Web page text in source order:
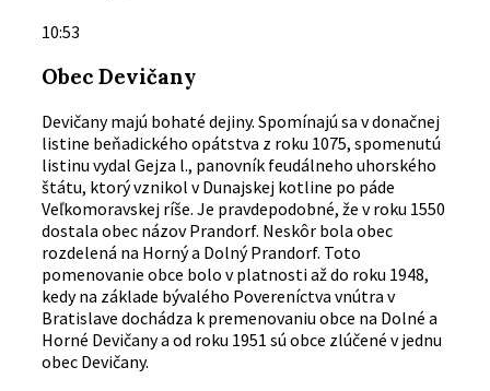
10:53
Obec Devičany
Devičany majú bohaté dejiny. Spomínajú sa v donačnej
listine beňadického opátstva z roku 1075, spomenutú
listinu vydal Gejza l., panovník feudálneho uhorského
štátu, ktorý vznikol v Dunajskej kotline po páde
Veľkomoravskej ríše. Je pravdepodobné, že v roku 1550
dostala obec názov Prandorf. Neskôr bola obec
rozdelená na Horný a Dolný Prandorf. Toto
pomenovanie obce bolo v platnosti až do roku 1948,
kedy na základe bývalého Povereníctva vnútra v
Bratislave dochádza k premenovaniu obce na Dolné a
Horné Devičany a od roku 1951 sú obce zlúčené v jednu
obec Devičany.